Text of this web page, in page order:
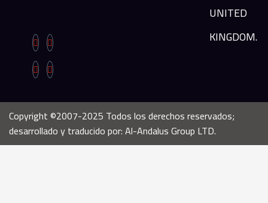
UNITED
KINGDOM.
Copyright ©2007-2025 Todos los derechos reservados;
desarrollado y traducido por: Al-Andalus Group LTD.